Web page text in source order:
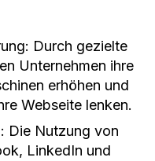
Durch gezielte
Unternehmen ihre
erhöhen und
Webseite lenken.
Die Nutzung von
LinkedIn und